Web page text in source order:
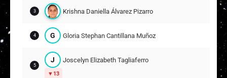
2 B Brigette Angelina Vásquez Marincovich
E Elizabeth Daniela Figueroa Toro
6
A Agustina Rafaela Moya Figueroa
3 Krishna Daniella Álvarez Pizarro
4 G Gloria Stephan Cantillana Muñoz
5
J Joscelyn Elizabeth Tagliaferro
13